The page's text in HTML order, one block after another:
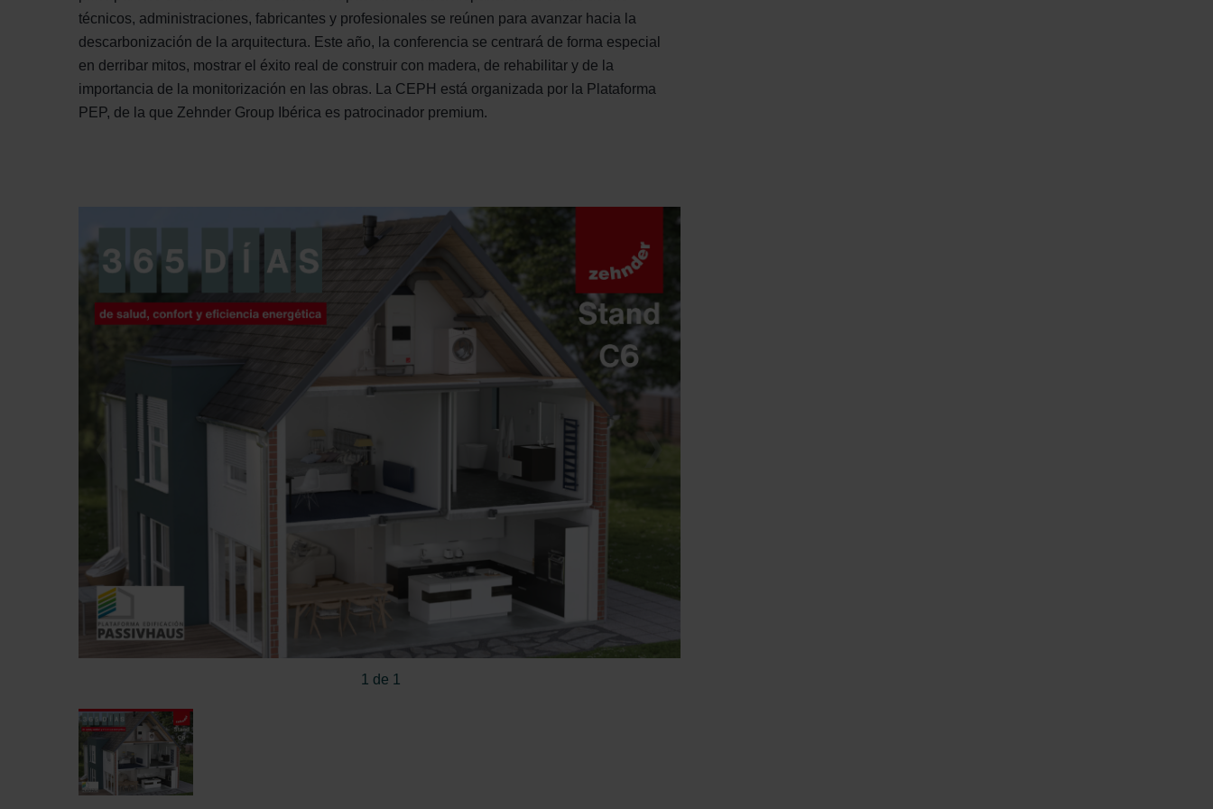
Zehnder Group Nederland bv: Privacyverklaringen
Zehnder Group Sales International: Privacy Policy
Zehnder Group Schweiz AG: Datenschutz
Zehnder Polska Sp. z o.o.: Oświadczenie o ochronie danych Zehnder
Zehnder Group UK Limited: Privacy Policy
técnicos, administraciones, fabricantes y profesionales se reúnen para avanzar hacia la
descarbonización de la arquitectura. Este año, la conferencia se centrará de forma especial
en derribar mitos, mostrar el éxito real de construir con madera, de rehabilitar y de la
importancia de la monitorización en las obras. La CEPH está organizada por la Plataforma
PEP, de la que Zehnder Group Ibérica es patrocinador premium.
1 de 1